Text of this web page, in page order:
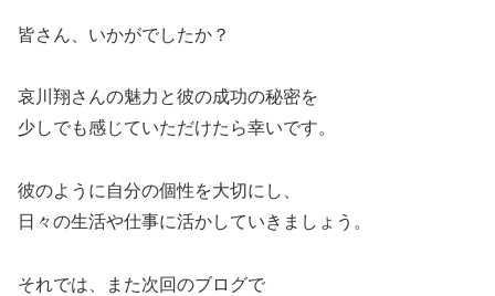
皆さん、いかがでしたか？
哀川翔さんの魅力と彼の成功の秘密を
少しでも感じていただけたら幸いです。
彼のように自分の個性を大切にし、
日々の生活や仕事に活かしていきましょう。
それでは、また次回のブログで